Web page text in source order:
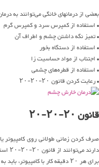
بعضی از درمانهای خانگی می‌توانند به
• استفاده از کمپرس سرد و کمپرس گرم
• تمیز نگه داشتن چشم و اطراف آن
• استفاده از دستگاه بخور
• اجتناب از مواد حساسیت زا
• استفاده از قطره‌های چشمی
• رعایت کردن قانون ۲۰-۲۰-۲۰
قانون ۲۰-۲۰-۲۰
صرف کردن زمانی طولانی روی
دارند می‌توانند از قانون ۲۰-۲۰-۲۰ استفاده کنند تا خستگی چشم را کاهش دهند.
برای هر ۲۰ دقیقه کار با کامپیوتر، باید به یک شی در فاصله ۲۰ فوتی (۶ متر) به مدت حداقل ۲۰ ثانیه نگاه کنید تا به چشمانتان اجازه استراحت بدهید.